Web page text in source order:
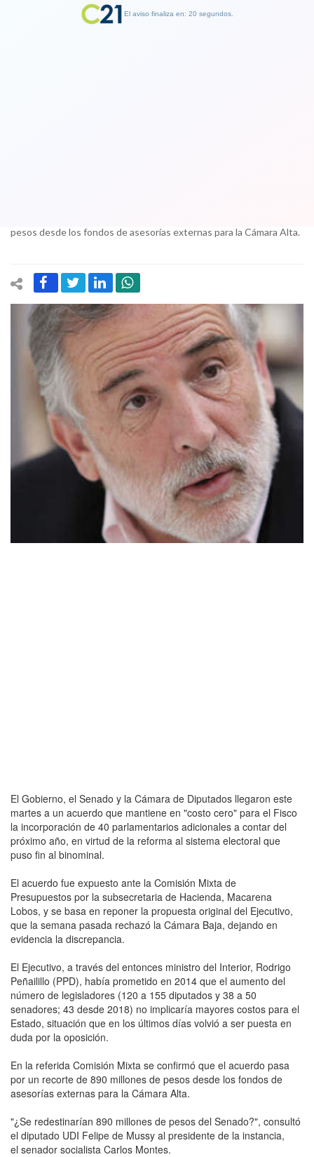
pesos desde los fondos de asesorías externas para la Cámara Alta.
El Gobierno, el Senado y la Cámara de Diputados llegaron este
martes a un acuerdo que mantiene en "costo cero" para el Fisco
la incorporación de 40 parlamentarios adicionales a contar del
próximo año, en virtud de la reforma al sistema electoral que
puso fin al binominal.
El acuerdo fue expuesto ante la Comisión Mixta de
Presupuestos por la subsecretaria de Hacienda, Macarena
Lobos, y se basa en reponer la propuesta original del Ejecutivo,
que la semana pasada rechazó la Cámara Baja, dejando en
evidencia la discrepancia.
El Ejecutivo, a través del entonces ministro del Interior, Rodrigo
Peñailillo (PPD), había prometido en 2014 que el aumento del
número de legisladores (120 a 155 diputados y 38 a 50
senadores; 43 desde 2018) no implicaría mayores costos para el
Estado, situación que en los últimos días volvió a ser puesta en
duda por la oposición.
En la referida Comisión Mixta se confirmó que el acuerdo pasa
por un recorte de 890 millones de pesos desde los fondos de
asesorías externas para la Cámara Alta.
"¿Se redestinarían 890 millones de pesos del Senado?", consultó
el diputado UDI Felipe de Mussy al presidente de la instancia,
el senador socialista Carlos Montes.
El aviso finaliza en: 19 segundos.